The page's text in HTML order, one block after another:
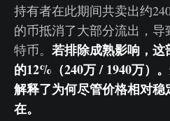
持有者在此期间共卖出约
的币抵消了大部分流出，
特币。 若排除成熟影响，
的12%（240万 / 1940万）
解释了为何尽管价格相对
在。